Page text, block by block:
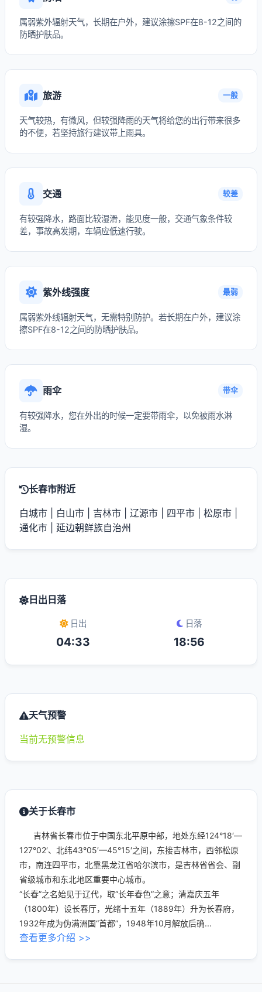
属弱紫外辐射天气，长期在户外，建议涂擦SPF在8-12之间的
防晒护肤品。
旅游 一般
天气较热，有微风，但较强降雨的天气将给您的出行带来很多
的不便，若坚持旅行建议带上雨具。
交通 较差
有较强降水，路面比较湿滑，能见度一般，交通气象条件较
差，事故高发期，车辆应低速行驶。
紫外线强度 最弱
属弱紫外线辐射天气，无需特别防护。若长期在户外，建议涂
擦SPF在8-12之间的防晒护肤品。
雨伞 带伞
有较强降水，您在外出的时候一定要带雨伞，以免被雨水淋
湿。
长春市附近
白城市 白山市 吉林市 辽源市 四平市 松原市
通化市
延边朝鲜族自治州
日出日落
日出
04:33
日落
18:56
天气预警
当前无预警信息
关于长春市
吉林省长春市位于中国东北平原中部，地处东经124°18′—
127°02′、北纬43°05′—45°15′之间，东接吉林市，西邻松原
市，南连四平市，北靠黑龙江省哈尔滨市，是吉林省省会、副
省级城市和东北地区重要中心城市。
“长春”之名始见于辽代，取“长年春色”之意；清嘉庆五年
（1800年）设长春厅，光绪十五年（1889年）升为长春府，
1932年成为伪满洲国“首都”，1948年10月解放后确...
查看更多介绍 >>